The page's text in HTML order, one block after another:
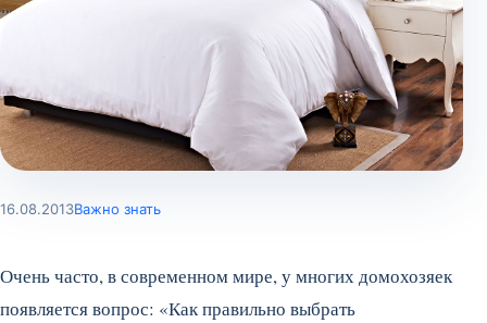
16.08.2013Важно знать
Очень часто, в современном мире, у многих домохозяек
появляется вопрос: «Как правильно выбрать